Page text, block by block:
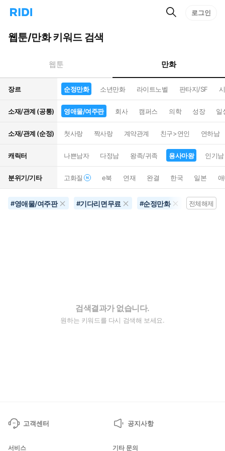
리
홈
으
턴
트
검
로그인
웹툰/만화 키워드 검색
웹툰 만화
장르 순정만화 소년만화 라이트노벨 판타지/SF
소재/관계 (공통) 영애물/여주판 회사 캠퍼스 의학 성장 일
소재/관계 (순정) 첫사랑 짝사랑 계약관계 친구>연인 연하남
캐릭터 나쁜남자 다정남 왕족/귀족 용사마왕 인기남
분위기/기타 고화질 e북 연재 완결 한국 일본
#영애물/여주판 #기다리면무료 #순정만화 #연상남
전체해제
검색결과가 없습니다.
원하는 키워드를 다시 검색해 보세요.
고객센터 공지사항
서비스 기타 문의